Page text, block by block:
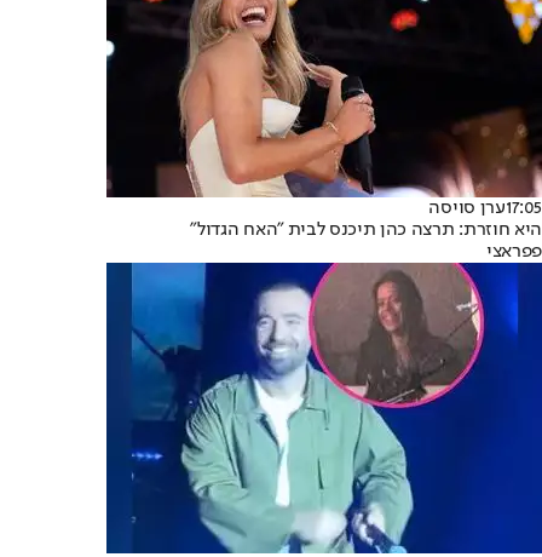
17:05ערן סויסה
היא חוזרת: תרצה כהן תיכנס לבית "האח הגדול"
פפראצי